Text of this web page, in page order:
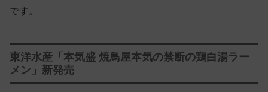
です。
東洋水産「本気盛 焼鳥屋本気の禁断の鶏白湯ラー
メン」新発売